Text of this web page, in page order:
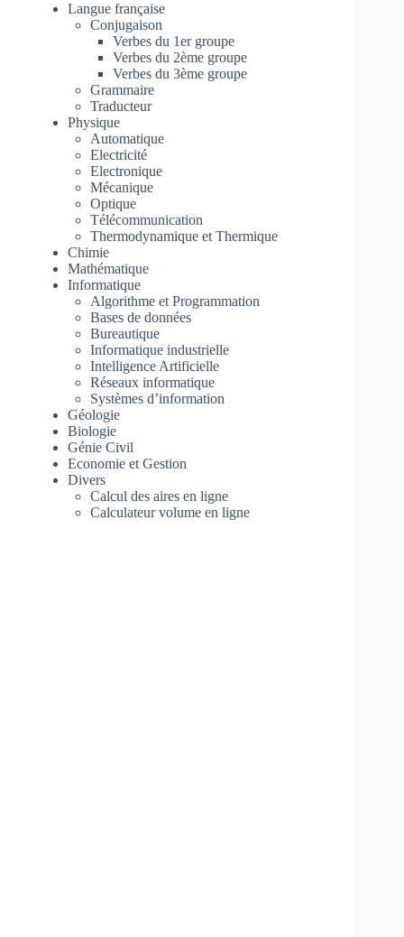
Langue française
Conjugaison
Verbes du 1er groupe
Verbes du 2ème groupe
Verbes du 3ème groupe
Grammaire
Traducteur
Physique
Automatique
Electricité
Electronique
Mécanique
Optique
Télécommunication
Thermodynamique et Thermique
Chimie
Mathématique
Informatique
Algorithme et Programmation
Bases de données
Bureautique
Informatique industrielle
Intelligence Artificielle
Réseaux informatique
Systèmes d’information
Géologie
Biologie
Génie Civil
Economie et Gestion
Divers
Calcul des aires en ligne
Calculateur volume en ligne